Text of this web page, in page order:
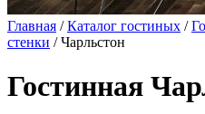
Главная /Каталог гостиных /
стенки / Чарльстон
Гостинная